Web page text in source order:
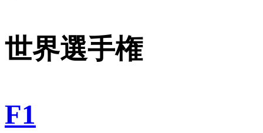
世界選手権
F1